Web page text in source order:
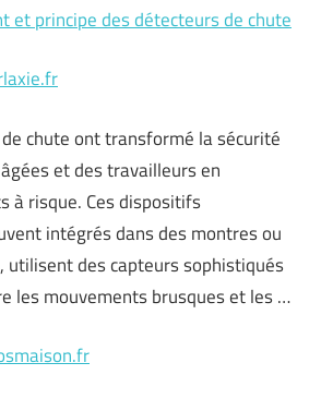
et principe des détecteurs de chute
chute ont transformé la sécurité
et des travailleurs en
à risque. Ces dispositifs
intégrés dans des montres ou
utilisent des capteurs sophistiqués
les mouvements brusques et les …